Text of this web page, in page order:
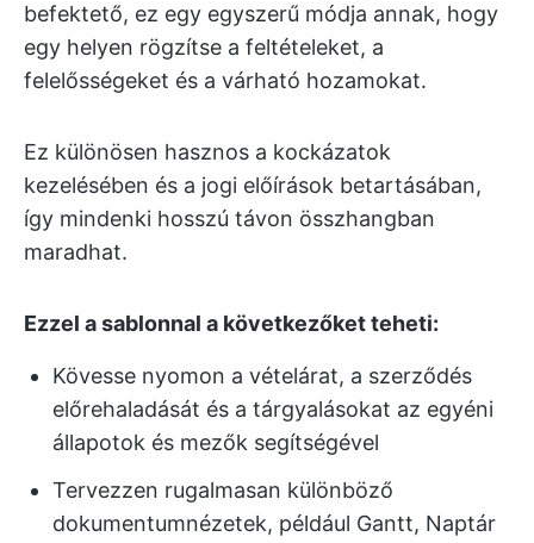
befektető, ez egy egyszerű módja annak, hogy
egy helyen rögzítse a feltételeket, a
felelősségeket és a várható hozamokat.
Ez különösen hasznos a kockázatok
kezelésében és a jogi előírások betartásában,
így mindenki hosszú távon összhangban
maradhat.
Ezzel a sablonnal a következőket teheti:
Kövesse nyomon a vételárat, a szerződés
előrehaladását és a tárgyalásokat az egyéni
állapotok és mezők segítségével
Tervezzen rugalmasan különböző
dokumentumnézetek, például Gantt, Naptár